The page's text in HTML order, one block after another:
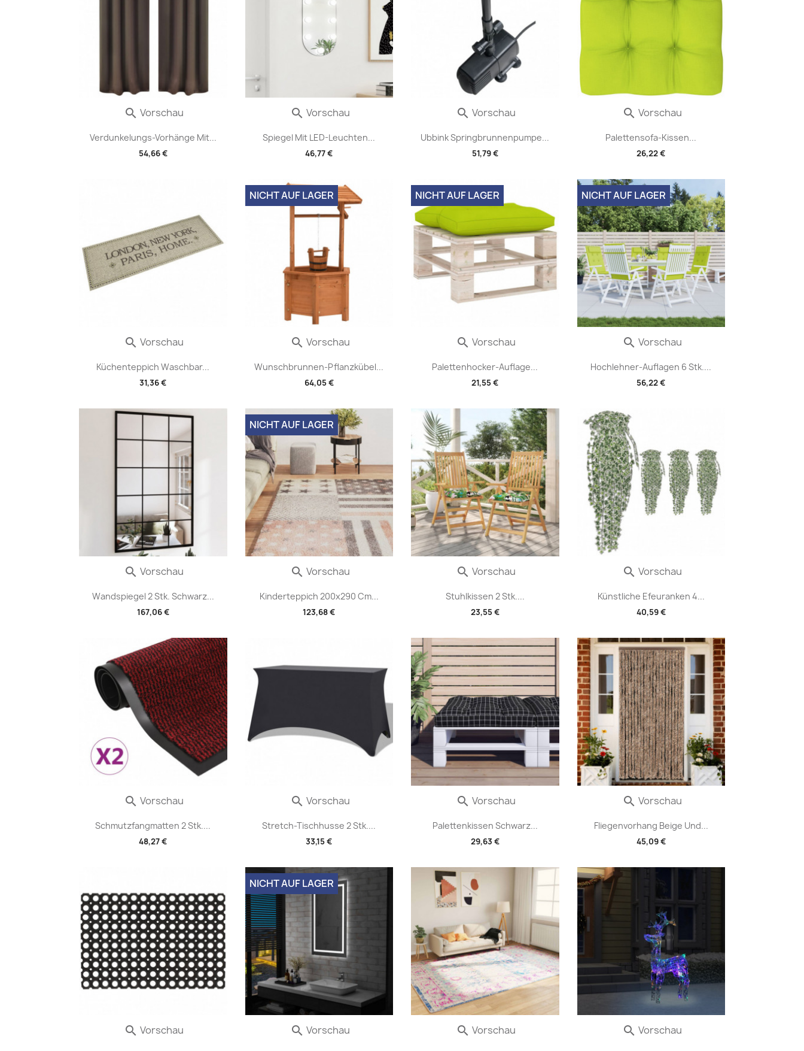
Verdunkelungs-Vorhänge Mit...
54,66 €
 Vorschau
Spiegel Mit LED-Leuchten...
46,77 €
 Vorschau
Ubbink Springbrunnenpumpe...
51,79 €
 Vorschau
Palettensofa-Kissen...
26,22 €
 Vorschau
Küchenteppich Waschbar...
31,36 €
 Vorschau
Wunschbrunnen-Pflanzkübel...
64,05 €
NICHT AUF LAGER
 Vorschau
Palettenhocker-Auflage...
21,55 €
NICHT AUF LAGER
 Vorschau
Hochlehner-Auflagen 6 Stk....
56,22 €
NICHT AUF LAGER
 Vorschau
Wandspiegel 2 Stk. Schwarz...
167,06 €
 Vorschau
Kinderteppich 200x290 Cm...
123,68 €
NICHT AUF LAGER
 Vorschau
Stuhlkissen 2 Stk....
23,55 €
 Vorschau
Künstliche Efeuranken 4...
40,59 €
 Vorschau
Schmutzfangmatten 2 Stk....
48,27 €
 Vorschau
Stretch-Tischhusse 2 Stk....
33,15 €
 Vorschau
Palettenkissen Schwarz...
29,63 €
 Vorschau
Fliegenvorhang Beige Und...
45,09 €
 Vorschau
 Vorschau
NICHT AUF LAGER
 Vorschau  Vorschau  Vorschau